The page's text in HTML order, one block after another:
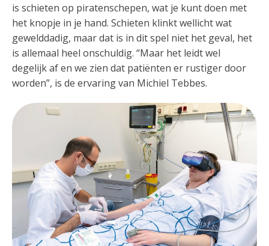
is schieten op piratenschepen, wat je kunt doen met
het knopje in je hand. Schieten klinkt wellicht wat
gewelddadig, maar dat is in dit spel niet het geval, het
is allemaal heel onschuldig. “Maar het leidt wel
degelijk af en we zien dat patiënten er rustiger door
worden”, is de ervaring van Michiel Tebbes.